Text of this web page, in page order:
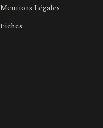
Mentions Légales
Fiches